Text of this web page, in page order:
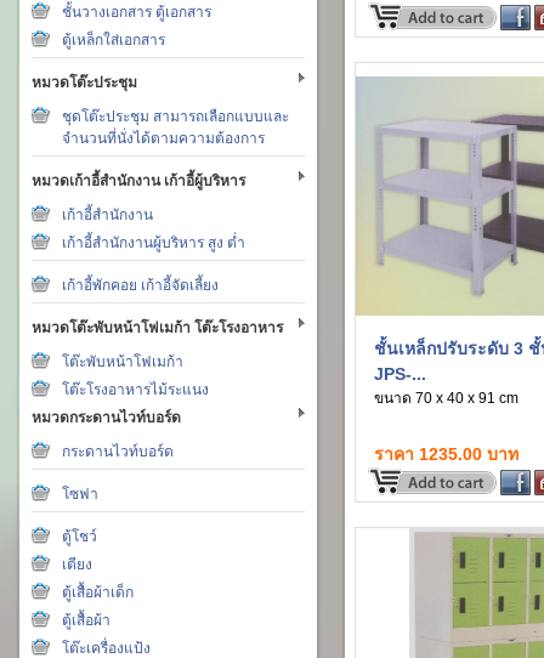
ชั้นวางเอกสาร ตู้เอกสาร
ตู้เหล็กใส่เอกสาร
หมวดโต๊ะประชุม
ชุดโต๊ะประชุม สามารถเลือกแบบและ
จำนวนที่นั่งได้ตามความต้องการ
หมวดเก้าอี้สำนักงาน เก้าอี้ผู้บริหาร
เก้าอี้สำนักงาน
เก้าอี้สำนักงานผู้บริหาร สูง ต่ำ
เก้าอี้พักคอย เก้าอี้จัดเลี้ยง
หมวดโต๊ะพับหน้าโฟเมก้า โต๊ะโรงอาหาร
โต๊ะพับหน้าโฟเมก้า
โต๊ะโรงอาหารไม้ระแนง
หมวดกระดานไวท์บอร์ด
กระดานไวท์บอร์ด
โซฟา
ตู้โชว์
เตียง
ตู้เสื้อผ้าเด็ก
ตู้เสื้อผ้า
โต๊ะเครื่องแป้ง
ชั้นเหล็กปรับระดับ 3
JPS-...
ขนาด 70 x 40 x 91 cm
ราคา 1235.00 บาท